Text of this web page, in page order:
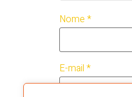
Nome *
E-mail *